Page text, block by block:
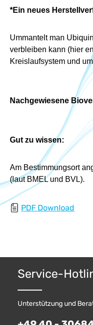
*Ein neues
Ummantelt man
verbleiben kann (hier
Kreislaufsystem und
Nachgewiesene
Gut zu wissen:
Am Bestimmungsort
(laut BMEL und BVL).
PDF Download
Service-
Unterstützung und